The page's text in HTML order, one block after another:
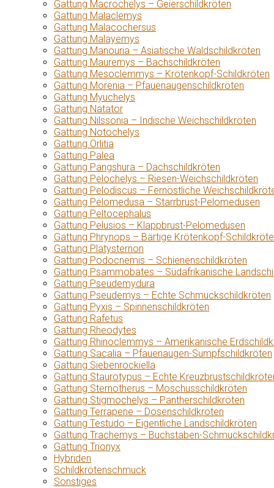
Gattung Macrochelys – Geierschildkröten
Gattung Malaclemys
Gattung Malacochersus
Gattung Malayemys
Gattung Manouria – Asiatische Waldschildkröten
Gattung Mauremys – Bachschildkröten
Gattung Mesoclemmys – Krötenkopf-Schildkröten
Gattung Morenia – Pfauenaugenschildkröten
Gattung Myuchelys
Gattung Natator
Gattung Nilssonia – Indische Weichschildkröten
Gattung Notochelys
Gattung Orlitia
Gattung Palea
Gattung Pangshura – Dachschildkröten
Gattung Pelochelys – Riesen-Weichschildkröten
Gattung Pelodiscus – Fernöstliche
Gattung Pelomedusa – Starrbrust-Pelomedusen
Gattung Peltocephalus
Gattung Pelusios – Klappbrust-Pelomedusen
Gattung Phrynops – Bärtige Krötenkopf-
Gattung Platysternon
Gattung Podocnemis – Schienenschildkröten
Gattung Psammobates – Südafrikanische
Gattung Pseudemydura
Gattung Pseudemys – Echte Schmuckschildkröten
Gattung Pyxis – Spinnenschildkröten
Gattung Rafetus
Gattung Rheodytes
Gattung Rhinoclemmys – Amerikanische
Gattung Sacalia – Pfauenaugen-Sumpfschildkröten
Gattung Siebenrockiella
Gattung Staurotypus – Echte
Gattung Sternotherus – Moschusschildkröten
Gattung Stigmochelys – Pantherschildkröten
Gattung Terrapene – Dosenschildkröten
Gattung Testudo – Eigentliche Landschildkröten
Gattung Trachemys – Buchstaben-
Gattung Trionyx
Hybriden
Schildkrötenschmuck
Sonstiges